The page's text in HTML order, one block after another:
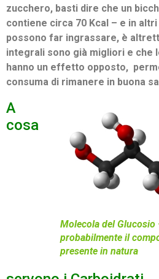
zucchero, basti dire che un
contiene circa 70 Kcal – e in
possono far ingrassare, è
integrali sono già migliori e che
hanno un effetto opposto,
consuma di rimanere in buona
Molecola del Glucosio
probabilmente il
presente in natura
A
cosa